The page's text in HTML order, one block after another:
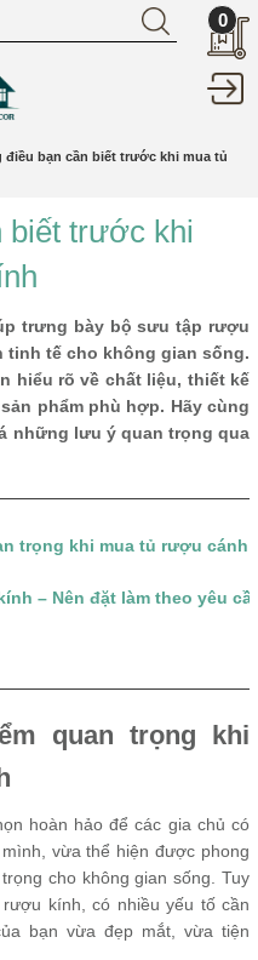
0
điều bạn cần biết trước khi mua tủ
biết trước khi
trưng bày bộ sưu tập rượu
tinh tế cho không gian sống.
hiểu rõ về chất liệu, thiết kế
phẩm phù hợp. Hãy cùng
những lưu ý quan trọng qua
trọng khi mua tủ rượu cánh
– Nên đặt làm theo yêu
quan trọng khi
hoàn hảo để các gia chủ có
vừa thể hiện được phong
cho không gian sống. Tuy
kính, có nhiều yếu tố cần
bạn vừa đẹp mắt, vừa tiện